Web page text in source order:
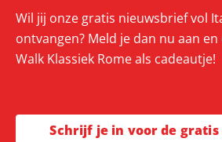
Wil jij onze gratis nieuwsbrief vol
ontvangen? Meld je dan nu aan
Walk Klassiek Rome als cadeautje!
Schrijf je in voor de